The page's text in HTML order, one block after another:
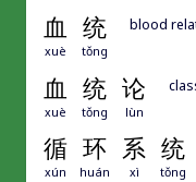
血 统
xuè tǒng
blood
血 统 论
xuè tǒng lùn
循 环 系 统
xún huán xì tǒng